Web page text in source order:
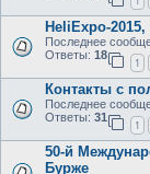
HeliExpo-
Последнее
Ответы: 18
1
Контакты с
Последнее
Ответы: 31
1
50-й
Бурже